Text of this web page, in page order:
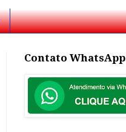
Contato WhatsApp